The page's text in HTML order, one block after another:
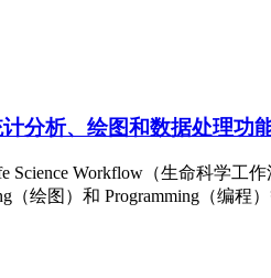
分析、绘图和数据处理功
Science Workflow（生命科学工
（绘图）和 Programming（编